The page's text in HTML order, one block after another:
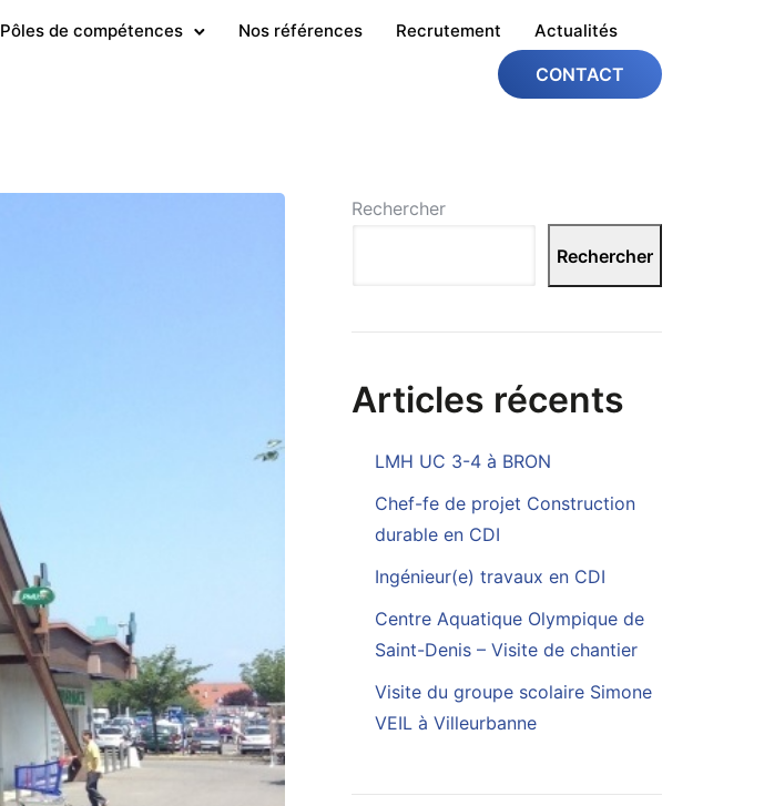
Pôles de compétences Nos références Recrutement Actualités
CONTACT
Rechercher
Rechercher
Articles récents
LMH UC 3-4 à BRON
Chef-fe de projet Construction
durable en CDI
Ingénieur(e) travaux en CDI
Centre Aquatique Olympique de
Saint-Denis – Visite de chantier
Visite du groupe scolaire Simone
VEIL à Villeurbanne